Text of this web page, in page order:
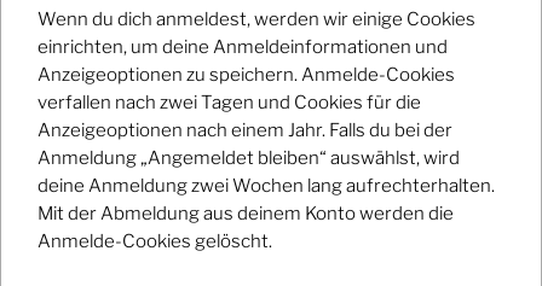
Impressum / Datenschutz
Stolz präsentiert von
WordPress
Wenn du dich anmeldest, werden wir einige Cookies
einrichten, um deine Anmeldeinformationen und
Anzeigeoptionen zu speichern. Anmelde-Cookies
verfallen nach zwei Tagen und Cookies für die
Anzeigeoptionen nach einem Jahr. Falls du bei der
Anmeldung „Angemeldet bleiben“ auswählst, wird
deine Anmeldung zwei Wochen lang aufrechterhalten.
Mit der Abmeldung aus deinem Konto werden die
Anmelde-Cookies gelöscht.